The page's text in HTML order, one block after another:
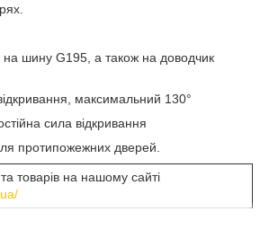
на шину G195, а також на доводчик
максимальний 130°
сила відкривання
протипожежних дверей.
товарів на нашому сайті